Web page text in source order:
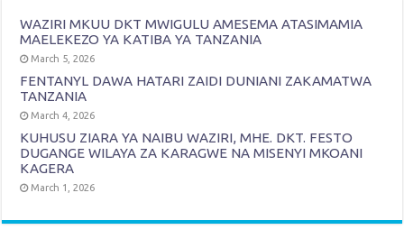
WAZIRI MKUU DKT MWIGULU AMESEMA ATASIMAMIA
MAELEKEZO YA KATIBA YA TANZANIA
March 5, 2026
FENTANYL DAWA HATARI ZAIDI DUNIANI ZAKAMATWA
TANZANIA
March 4, 2026
KUHUSU ZIARA YA NAIBU WAZIRI, MHE. DKT. FESTO
DUGANGE WILAYA ZA KARAGWE NA MISENYI MKOANI
KAGERA
March 1, 2026